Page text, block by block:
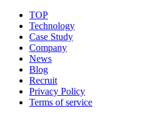
TOP
Technology
Case Study
Company
News
Blog
Recruit
Privacy Policy
Terms of service